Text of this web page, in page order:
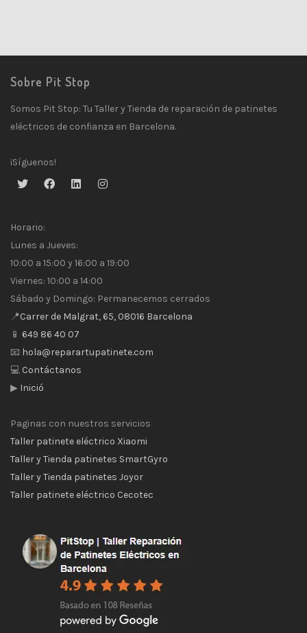
Sobre Pit Stop
Somos Pit Stop: Tu Taller y Tienda de reparación de patinetes
eléctricos de confianza en Barcelona.
¡Síguenos!
Horario:
Lunes a Jueves:
10:00 a 15:00 y 16:00 a 19:00
Viernes: 10:00 a 14:00
Sábado y Domingo: Permanecemos cerrados
📍Carrer de Malgrat, 65, 08016 Barcelona
📱 649 86 40 07
📧 hola@reparartupatinete.com
💻 Contáctanos
▶ Inició
Paginas con nuestros servicios
Taller patinete eléctrico Xiaomi
Taller y Tienda patinetes SmartGyro
Taller y Tienda patinetes Joyor
Taller patinete eléctrico Cecotec